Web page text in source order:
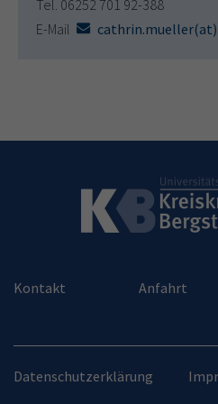
Tel. 06252 701 92-388
E-Mail
Kontakt Anfahrt
Datenschutzerklärung